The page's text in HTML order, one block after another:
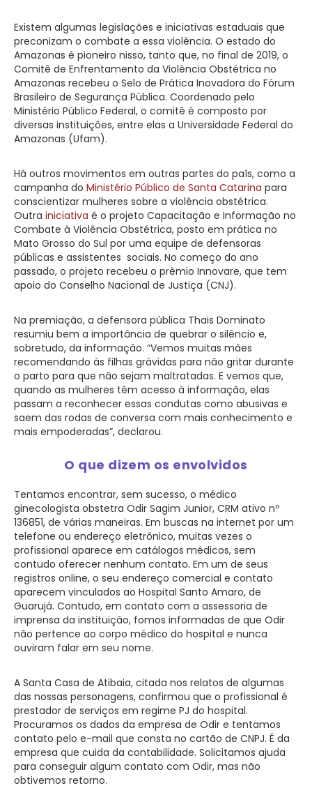
Existem algumas legislações e iniciativas estaduais que
preconizam o combate a essa violência. O estado do
Amazonas é pioneiro nisso, tanto que, no final de 2019, o
Comitê de Enfrentamento da Violência Obstétrica no
Amazonas recebeu o Selo de Prática Inovadora do Fórum
Brasileiro de Segurança Pública. Coordenado pelo
Ministério Público Federal, o comitê é composto por
diversas instituições, entre elas a Universidade Federal do
Amazonas (Ufam).
Há outros movimentos em outras partes do país, como a
campanha do Ministério Público de Santa Catarina para
conscientizar mulheres sobre a violência obstétrica.
Outra iniciativa é o projeto Capacitação e Informação no
Combate à Violência Obstétrica, posto em prática no
Mato Grosso do Sul por uma equipe de defensoras
públicas e assistentes sociais. No começo do ano
passado, o projeto recebeu o prêmio Innovare, que tem
apoio do Conselho Nacional de Justiça (CNJ).
Na premiação, a defensora pública Thais Dominato
resumiu bem a importância de quebrar o silêncio e,
sobretudo, da informação. “Vemos muitas mães
recomendando às filhas grávidas para não gritar durante
o parto para que não sejam maltratadas. E vemos que,
quando as mulheres têm acesso à informação, elas
passam a reconhecer essas condutas como abusivas e
saem das rodas de conversa com mais conhecimento e
mais empoderadas”, declarou.
O que dizem os envolvidos
Tentamos encontrar, sem sucesso, o médico
ginecologista obstetra Odir Sagim Junior, CRM ativo nº
136851, de várias maneiras. Em buscas na internet por um
telefone ou endereço eletrônico, muitas vezes o
profissional aparece em catálogos médicos, sem
contudo oferecer nenhum contato. Em um de seus
registros online, o seu endereço comercial e contato
aparecem vinculados ao Hospital Santo Amaro, de
Guarujá. Contudo, em contato com a assessoria de
imprensa da instituição, fomos informadas de que Odir
não pertence ao corpo médico do hospital e nunca
ouviram falar em seu nome.
A Santa Casa de Atibaia, citada nos relatos de algumas
das nossas personagens, confirmou que o profissional é
prestador de serviços em regime PJ do hospital.
Procuramos os dados da empresa de Odir e tentamos
contato pelo e-mail que consta no cartão de CNPJ. É da
empresa que cuida da contabilidade. Solicitamos ajuda
para conseguir algum contato com Odir, mas não
obtivemos retorno.